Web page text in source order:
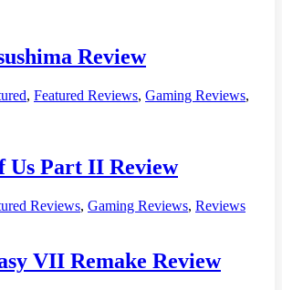
Review
, Featured Reviews, Gaming Reviews,
Us Part II Review
Reviews, Gaming Reviews, Reviews
VII Remake Review